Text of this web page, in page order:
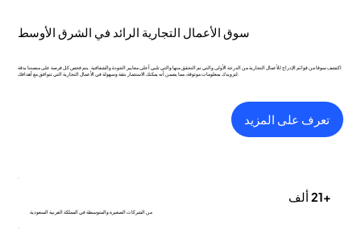
سوق الأعمال التجارية الرائد في الشرق الأوسط
اكتشف سوقا من قوائم الإدراج للأعمال التجارية من الدرجة الأولى والتي تم التحقق منها والتي تلبي أعلى معايير الجودة والشفافية. يتم فحص كل فرصة على منصتنا بدقة
تعرف على المزيد
+21 ألف
من الشركات الصغيرة والمتوسطة في المملكة العربية السعودية